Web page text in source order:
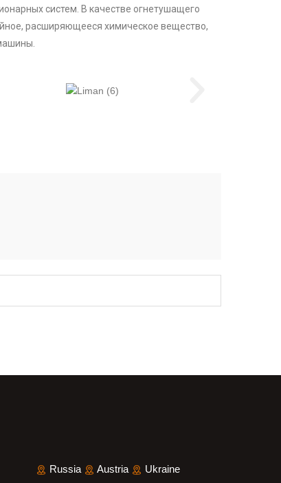
систем. В качестве огнетушащего
расширяющееся химическое вещество,
Russia
Austria Ukraine